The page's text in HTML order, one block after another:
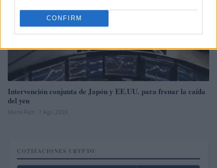
CONFIRM
Intervención conjunta de Japón y EE.UU. para frenar la caída
del yen
Marta Ruiz · 7 Ago 2026
COTIZACIONES CRYPTO